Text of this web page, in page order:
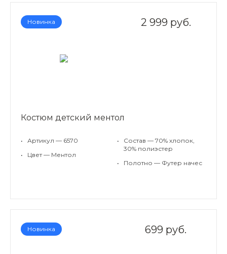
Новинка 2 999 руб.
Костюм детский ментол
•
Артикул — 6570
•
Цвет — Ментол
•
Состав — 70% хлопок,
30% полиэстер
•
Полотно — Футер начес
Новинка 699 руб.